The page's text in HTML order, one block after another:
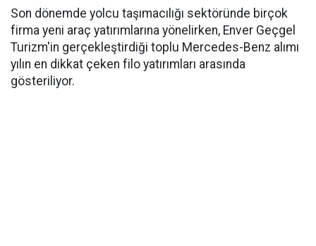
Son dönemde yolcu taşımacılığı sektöründe birçok
firma yeni araç yatırımlarına yönelirken, Enver Geçgel
Turizm'in gerçekleştirdiği toplu Mercedes-Benz alımı
yılın en dikkat çeken filo yatırımları arasında
gösteriliyor.